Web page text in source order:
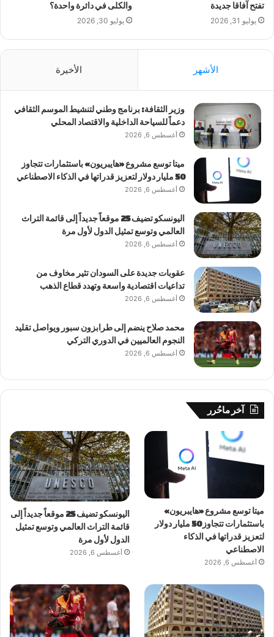
تفتح آفاقا جديدة
يوليو 31, 2026
والكلى في دائرة واحدة؟
يوليو 30, 2026
الأشهر الأخيرة
وزير الثقافة: برنامج وطني لتنشيط الموسم الثقافي
دعماً للسياحة الداخلية والاقتصاد المحلي
أغسطس 6, 2026
ميتا توسع مشروع «هايبريون» باستثمارات تتجاوز
50 مليار دولار لتعزيز قدراتها في الذكاء الاصطناعي
أغسطس 6, 2026
اليونسكو تضيف 25 موقعاً جديداً إلى قائمة التراث
العالمي وتوسع تمثيل الدول لأول مرة
أغسطس 6, 2026
عقوبات جديدة على السودان تثير مخاوف من
تداعيات اقتصادية واسعة وتهدد قطاع الذهب
أغسطس 6, 2026
محمد صلاح ينضم إلى طرابزون سبور ويواصل تقليد
النجوم العالميين في الدوري التركي
أغسطس 6, 2026
آخر ماحُرر
ميتا توسع مشروع «هايبريون»
باستثمارات تتجاوز 50 مليار دولار
لتعزيز قدراتها في الذكاء
الاصطناعي
أغسطس 6, 2026
اليونسكو تضيف 25 موقعاً جديداً إلى
قائمة التراث العالمي وتوسع تمثيل
الدول لأول مرة
أغسطس 6, 2026